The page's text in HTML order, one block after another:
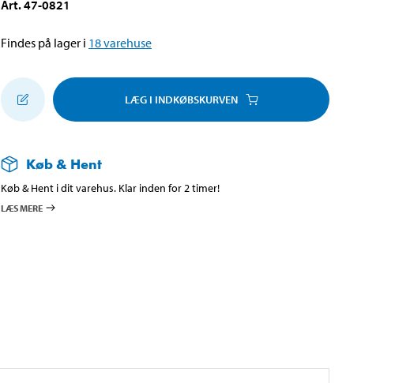
Art.47-0821
Findes på lager i 18varehuse
LÆG I INDKØBSKURVEN
Køb & Hent
Køb & Hent i dit varehus. Klar inden for 2 timer!
LÆS MERE